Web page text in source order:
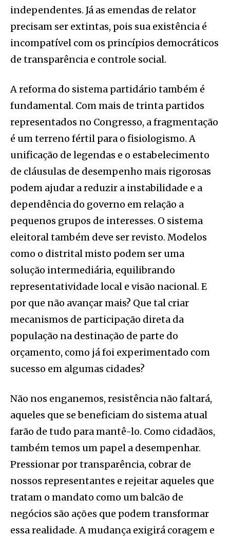
independentes. Já as emendas de relator
precisam ser extintas, pois sua existência é
incompatível com os princípios democráticos
de transparência e controle social.
A reforma do sistema partidário também é
fundamental. Com mais de trinta partidos
representados no Congresso, a fragmentação
é um terreno fértil para o fisiologismo. A
unificação de legendas e o estabelecimento
de cláusulas de desempenho mais rigorosas
podem ajudar a reduzir a instabilidade e a
dependência do governo em relação a
pequenos grupos de interesses. O sistema
eleitoral também deve ser revisto. Modelos
como o distrital misto podem ser uma
solução intermediária, equilibrando
representatividade local e visão nacional. E
por que não avançar mais? Que tal criar
mecanismos de participação direta da
população na destinação de parte do
orçamento, como já foi experimentado com
sucesso em algumas cidades?
Não nos enganemos, resistência não faltará,
aqueles que se beneficiam do sistema atual
farão de tudo para mantê-lo. Como cidadãos,
também temos um papel a desempenhar.
Pressionar por transparência, cobrar de
nossos representantes e rejeitar aqueles que
tratam o mandato como um balcão de
negócios são ações que podem transformar
essa realidade. A mudança exigirá coragem e